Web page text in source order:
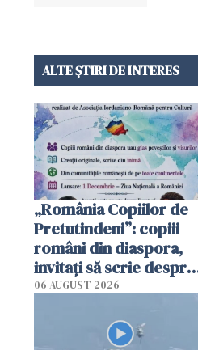
ALTE ȘTIRI DE INTERES
„România Copiilor de
Pretutindeni”: copiii
români din diaspora,
invitați să scrie despre
România într-un volum
06 AUGUST 2026